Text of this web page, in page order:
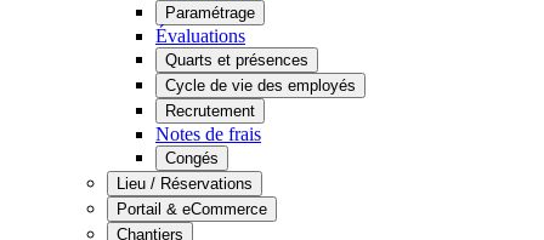
Paramétrage
Évaluations
Quarts et présences
Cycle de vie des employés
Recrutement
Notes de frais
Congés
Lieu / Réservations
Portail & eCommerce
Chantiers